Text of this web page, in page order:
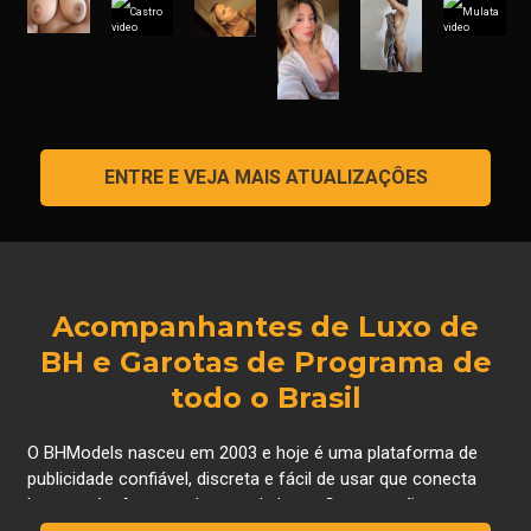
ENTRE E VEJA MAIS ATUALIZAÇÔES
Acompanhantes de Luxo de
BH e Garotas de Programa de
todo o Brasil
O BHModels nasceu em 2003 e hoje é uma plataforma de
publicidade confiável, discreta e fácil de usar que conecta
homens às Acompanhantes de Luxo, Gps, que são